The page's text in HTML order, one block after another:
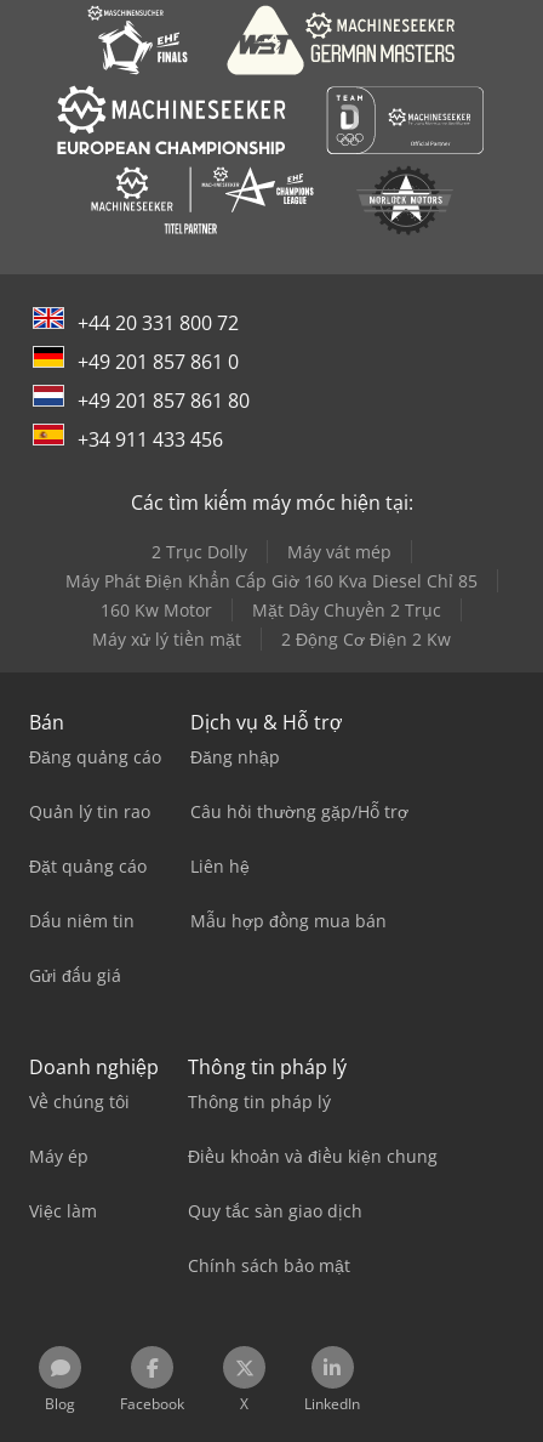
+44 20 331 800 72
+49 201 857 861 0
+49 201 857 861 80
+34 911 433 456
Các tìm kiếm máy móc hiện tại:
2 Trục Dolly
Máy vát mép
Máy Phát Điện Khẩn Cấp Giờ 160 Kva Diesel Chỉ 85
160 Kw Motor
Mặt Dây Chuyền 2 Trục
Máy xử lý tiền mặt
2 Động Cơ Điện 2 Kw
Bán
Đăng quảng cáo
Quản lý tin rao
Đặt quảng cáo
Dấu niêm tin
Gửi đấu giá
Dịch vụ & Hỗ trợ
Đăng nhập
Câu hỏi thường gặp/Hỗ trợ
Liên hệ
Mẫu hợp đồng mua bán
Doanh nghiệp
Về chúng tôi
Máy ép
Việc làm
Thông tin pháp lý
Thông tin pháp lý
Điều khoản và điều kiện chung
Quy tắc sàn giao dịch
Chính sách bảo mật
Blog Facebook X LinkedIn